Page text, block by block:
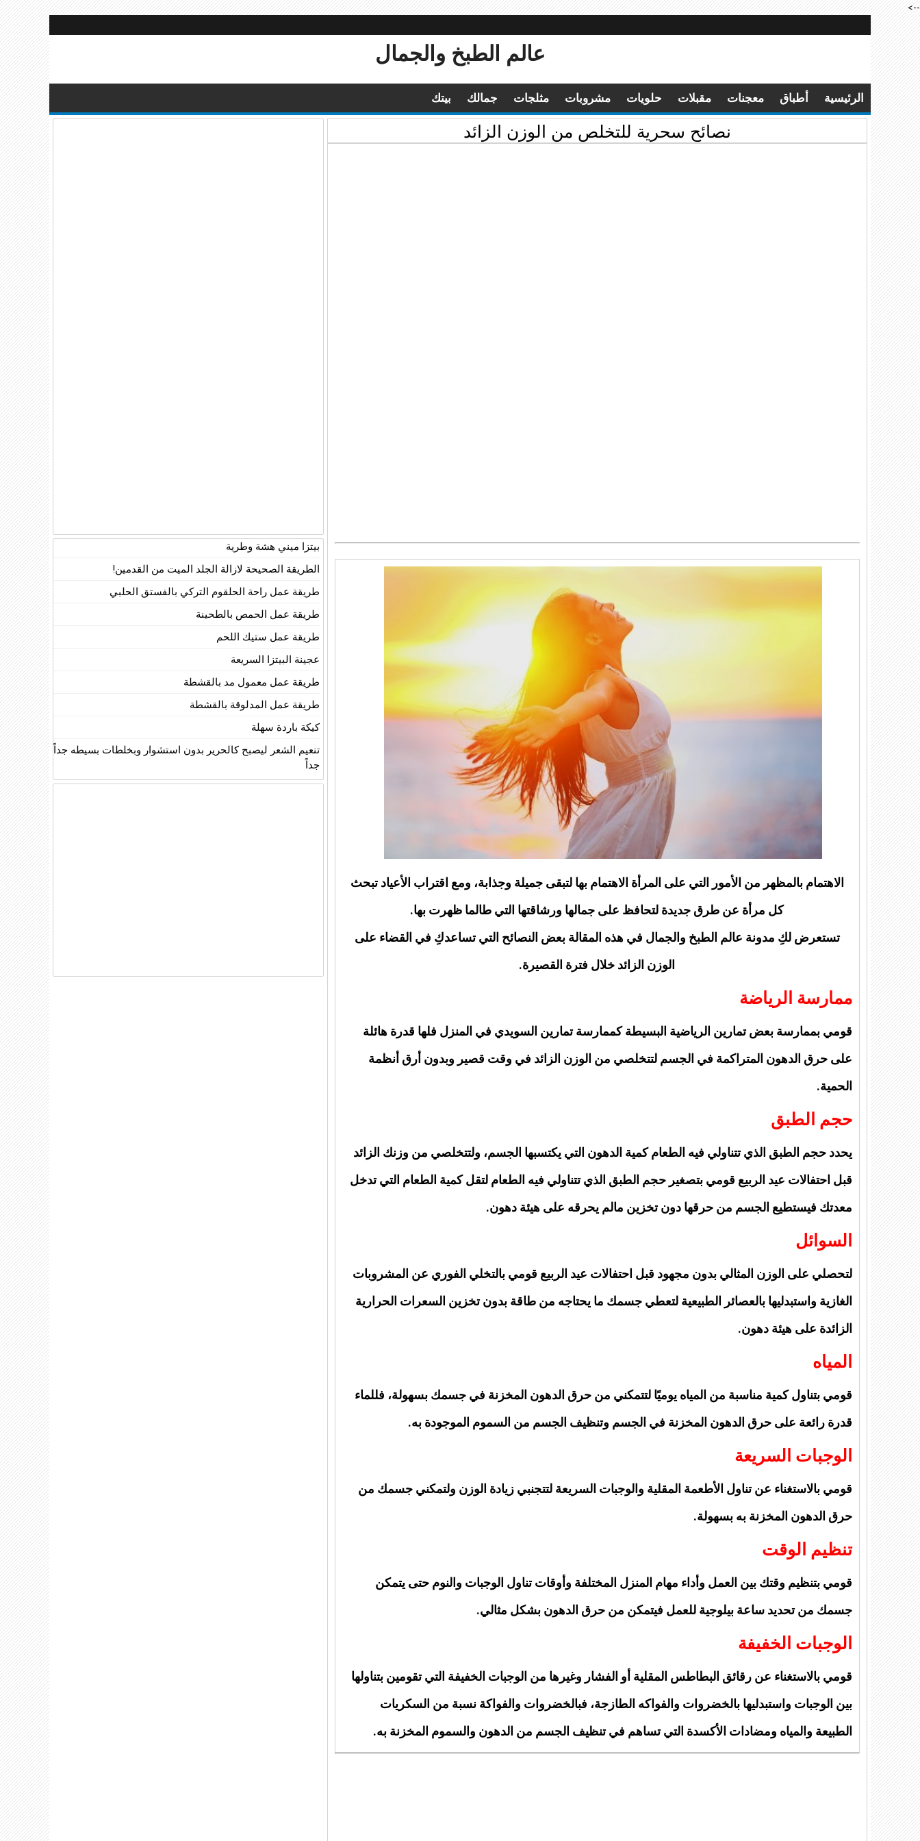
-->
عالم الطبخ والجمال
الرئيسية أطباق معجنات مقبلات حلويات مشروبات مثلجات جمالك بيتك
نصائح سحرية للتخلص من الوزن الزائد
الاهتمام بالمظهر من الأمور التي على المرأة الاهتمام بها لتبقى جميلة وجذابة، ومع اقتراب الأعياد تبحث
كل مرأة عن طرق جديدة لتحافظ على جمالها ورشاقتها التي طالما ظهرت بها.
تستعرض لكِ مدونة عالم الطبخ والجمال في هذه المقالة بعض النصائح التي تساعدكِ في القضاء على
الوزن الزائد خلال فترة القصيرة.
ممارسة الرياضة
قومي بممارسة بعض تمارين الرياضية البسيطة كممارسة تمارين السويدي في المنزل فلها قدرة هائلة
على حرق الدهون المتراكمة في الجسم لتتخلصي من الوزن الزائد في وقت قصير وبدون أرق أنظمة
الحمية.
حجم الطبق
يحدد حجم الطبق الذي تتناولي فيه الطعام كمية الدهون التي يكتسبها الجسم، ولتتخلصي من وزنك الزائد
قبل احتفالات عيد الربيع قومي بتصغير حجم الطبق الذي تتناولي فيه الطعام لتقل كمية الطعام التي تدخل
معدتك فيستطيع الجسم من حرقها دون تخزين مالم يحرقه على هيئة دهون.
السوائل
لتحصلي على الوزن المثالي بدون مجهود قبل احتفالات عيد الربيع قومي بالتخلي الفوري عن المشروبات
الغازية واستبدليها بالعصائر الطبيعية لتعطي جسمك ما يحتاجه من طاقة بدون تخزين السعرات الحرارية
الزائدة على هيئة دهون.
المياه
قومي بتناول كمية مناسبة من المياه يوميًا لتتمكني من حرق الدهون المخزنة في جسمك بسهولة، فللماء
قدرة رائعة على حرق الدهون المخزنة في الجسم وتنظيف الجسم من السموم الموجودة به.
الوجبات السريعة
قومي بالاستغناء عن تناول الأطعمة المقلية والوجبات السريعة لتتجنبي زيادة الوزن ولتمكني جسمك من
حرق الدهون المخزنة به بسهولة.
تنظيم الوقت
قومي بتنظيم وقتك بين العمل وأداء مهام المنزل المختلفة وأوقات تناول الوجبات والنوم حتى يتمكن
جسمك من تحديد ساعة بيلوجية للعمل فيتمكن من حرق الدهون بشكل مثالي.
الوجبات الخفيفة
قومي بالاستغناء عن رقائق البطاطس المقلية أو الفشار وغيرها من الوجبات الخفيفة التي تقومين بتناولها
بين الوجبات واستبدليها بالخضروات والفواكه الطازجة، فبالخضروات والفواكة نسبة من السكريات
الطبيعة والمياه ومضادات الأكسدة التي تساهم في تنظيف الجسم من الدهون والسموم المخزنة به.
بيتزا ميني هشة وطرية
الطريقة الصحيحة لازالة الجلد الميت من القدمين!
طريقة عمل راحة الحلقوم التركي بالفستق الحلبي
طريقة عمل الحمص بالطحينة
طريقة عمل ستيك اللحم
عجينة البيتزا السريعة
طريقة عمل معمول مد بالقشطة
طريقة عمل المدلوقة بالقشطة
كيكة باردة سهلة
تنعيم الشعر ليصبح كالحرير بدون استشوار وبخلطات بسيطه جداً
جداً